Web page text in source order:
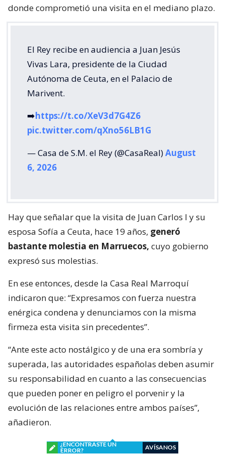
donde comprometió una visita en el mediano plazo.
El Rey recibe en audiencia a Juan Jesús
Vivas Lara, presidente de la Ciudad
Autónoma de Ceuta, en el Palacio de
Marivent.
➡️https://t.co/XeV3d7G4Z6
pic.twitter.com/qXno56LB1G
— Casa de S.M. el Rey (@CasaReal)August
6, 2026
Hay que señalar que la visita de Juan Carlos I y su
esposa Sofía a Ceuta, hace 19 años, generó
bastante molestia en Marruecos, cuyo gobierno
expresó sus molestias.
En ese entonces, desde la Casa Real Marroquí
indicaron que: “Expresamos con fuerza nuestra
enérgica condena y denunciamos con la misma
firmeza esta visita sin precedentes”.
“Ante este acto nostálgico y de una era sombría y
superada, las autoridades españolas deben asumir
su responsabilidad en cuanto a las consecuencias
que pueden poner en peligro el porvenir y la
evolución de las relaciones entre ambos países”,
añadieron.
¿ENCONTRASTE UN
ERROR?
AVÍSANOS